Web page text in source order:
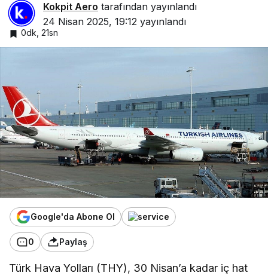
Kokpit Aero tarafından yayınlandı
24 Nisan 2025, 19:12 yayınlandı
0dk, 21sn
Google'da Abone Ol
0 Paylaş
Türk Hava Yolları (THY), 30 Nisan’a kadar iç hat